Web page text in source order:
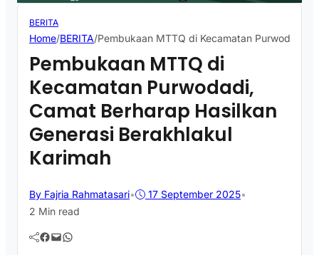
BERITA
Home/BERITA/Pembukaan MTTQ di Kecamatan Purwodadi,
Pembukaan MTTQ di
Kecamatan Purwodadi,
Camat Berharap Hasilkan
Generasi Berakhlakul
Karimah
By Fajria Rahmatasari• 17 September 2025•
2 Min read
Facebook Mail WhatsApp